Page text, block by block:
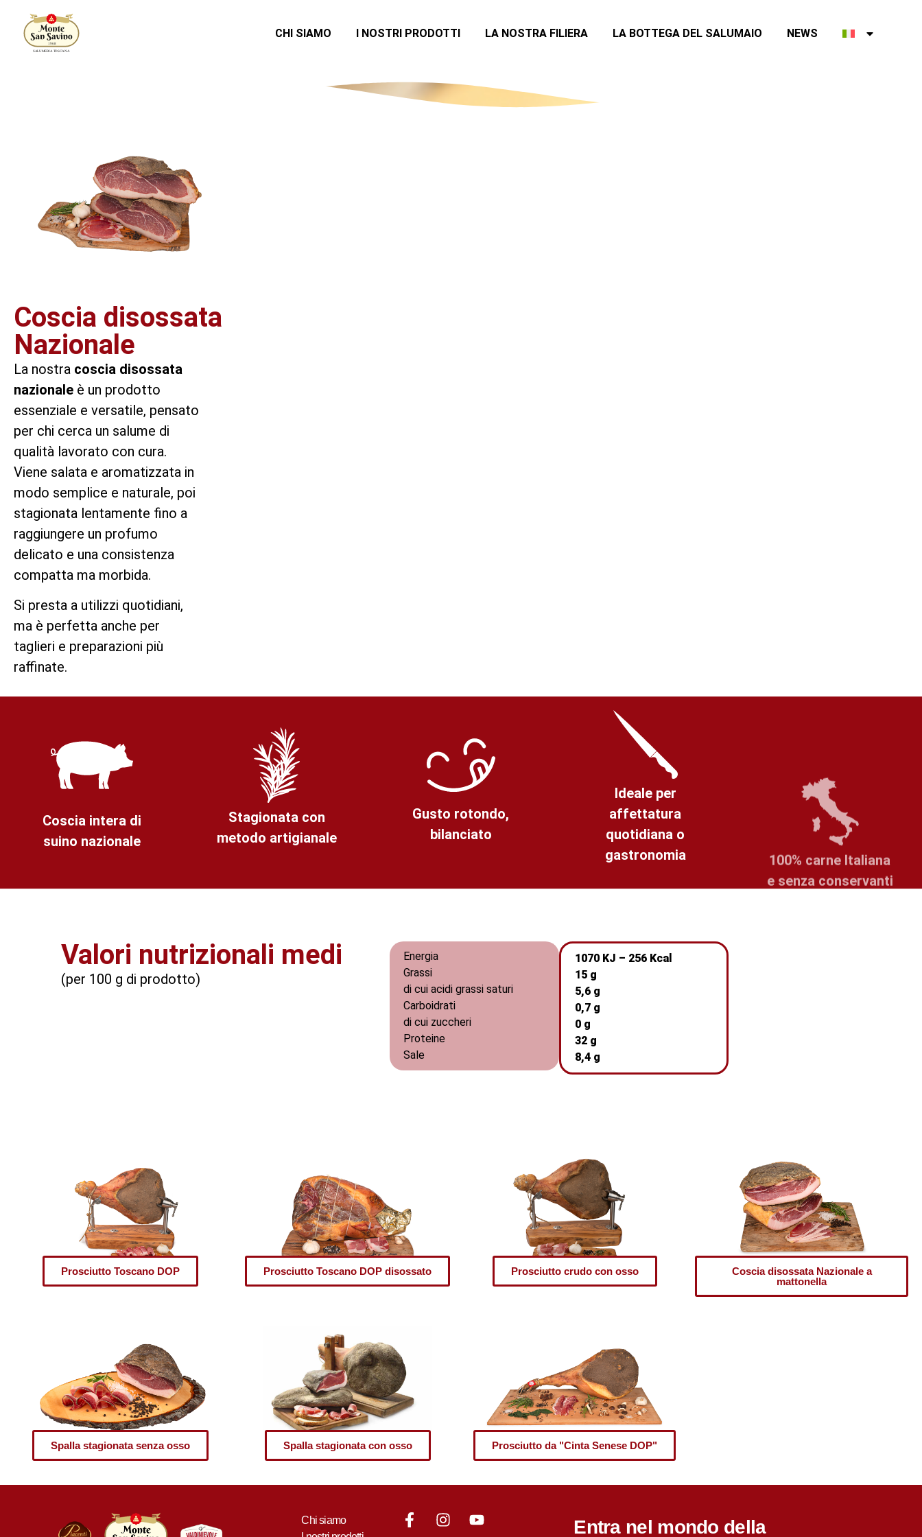
CHI SIAMO I NOSTRI PRODOTTI LA NOSTRA FILIERA LA BOTTEGA DEL SALUMAIO NEWS
Coscia disossata
Nazionale
La nostra coscia disossata
nazionale è un prodotto
essenziale e versatile, pensato
per chi cerca un salume di
qualità lavorato con cura.
Viene salata e aromatizzata in
modo semplice e naturale, poi
stagionata lentamente fino a
raggiungere un profumo
delicato e una consistenza
compatta ma morbida.
Si presta a utilizzi quotidiani,
ma è perfetta anche per
taglieri e preparazioni più
raffinate.
Coscia intera di
suino nazionale
Stagionata con
metodo artigianale
Gusto rotondo,
bilanciato
Ideale per
affettatura
quotidiana o
gastronomia
100% carne Italiana
e senza conservanti
Valori nutrizionali medi
(per 100 g di prodotto)
Energia
Grassi
di cui acidi grassi saturi
Carboidrati
di cui zuccheri
Proteine
Sale
1070 KJ – 256 Kcal
15 g
5,6 g
0,7 g
0 g
32 g
8,4 g
Prosciutto Toscano DOP Prosciutto Toscano DOP disossato Prosciutto crudo con osso
Coscia disossata Nazionale a
mattonella
Spalla stagionata senza osso Spalla stagionata con osso Prosciutto da "Cinta Senese DOP"
Chi siamo
Entra nel mondo della